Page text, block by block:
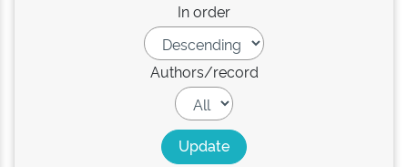
In order
Authors/record